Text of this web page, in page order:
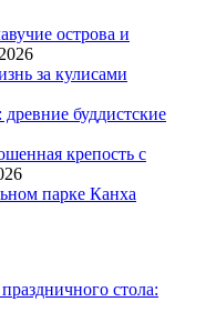
острова и
за кулисами
буддистские
крепость с
парке Канха
стола: